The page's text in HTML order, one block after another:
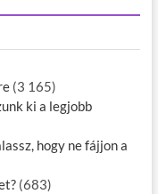
(3 165)
ki a legjobb
hogy ne fájjon a
(683)